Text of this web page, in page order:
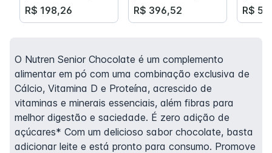
R$ 198,26 R$ 396,52 R$
O Nutren Senior Chocolate é um complemento
alimentar em pó com uma combinação exclusiva de
Cálcio, Vitamina D e Proteína, acrescido de
vitaminas e minerais essenciais, além fibras para
melhor digestão e saciedade. É zero adição de
açúcares* Com um delicioso sabor chocolate, basta
adicionar leite e está pronto para consumo. Promove